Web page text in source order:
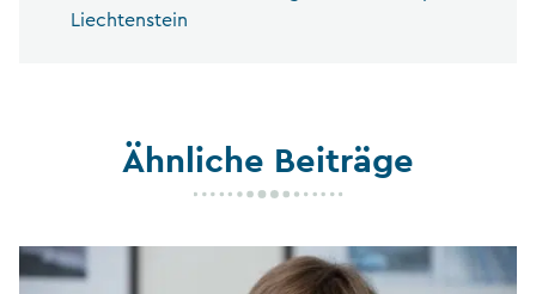
Liechtenstein
Ähnliche Beiträge